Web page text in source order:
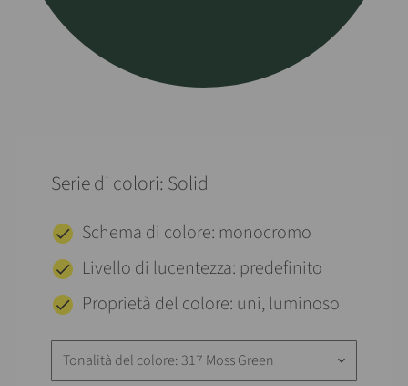
Serie di colori: Solid
Schema di colore: monocromo
Livello di lucentezza: predefinito
Proprietà del colore: uni, luminoso
Tonalità del colore: 317 Moss Green keyboard_arrow_down